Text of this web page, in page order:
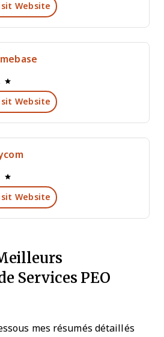
Website
Website
Website
Services PEO
mes résumés détaillés